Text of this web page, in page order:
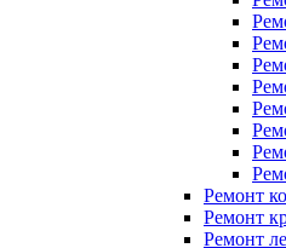
Ремонт
Ремонт
Ремонт